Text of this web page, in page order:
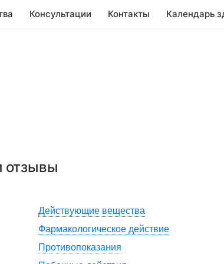
Консультации Контакты Календарь
отзывы
Действующие вещества
Фармакологическое действие
Противопоказания